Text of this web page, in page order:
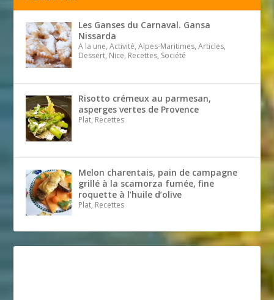
Les Ganses du Carnaval. Gansa
Nissarda
A la une, Activité, Alpes-Maritimes, Articles,
Dessert, Nice, Recettes, Société
Risotto crémeux au parmesan,
asperges vertes de Provence
Plat, Recettes
Melon charentais, pain de campagne
grillé à la scamorza fumée, fine
roquette à l’huile d’olive
Plat, Recettes